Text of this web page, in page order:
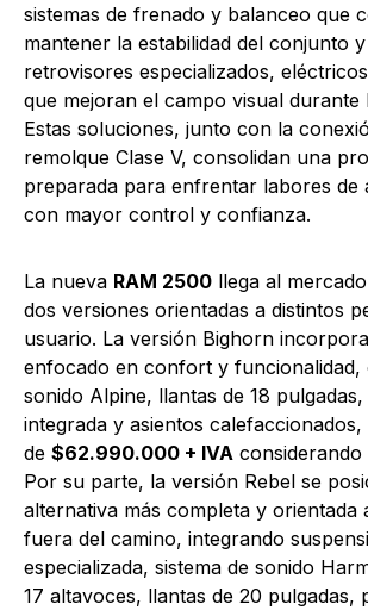
sistemas de frenado y balanceo que
mantener la estabilidad del conjunto
retrovisores especializados,
que mejoran el campo visual durante
Estas soluciones, junto con la
remolque Clase V, consolidan una
preparada para enfrentar labores de
con mayor control y confianza.
La nueva RAM 2500 llega al
dos versiones orientadas a distintos
usuario. La versión Bighorn
enfocado en confort y funcionalidad,
sonido Alpine, llantas de 18
integrada y asientos
de $62.990.000 + IVA considerando
Por su parte, la versión Rebel se
alternativa más completa y orientada
fuera del camino, integrando
especializada, sistema de sonido
17 altavoces, llantas de 20 pulgadas,